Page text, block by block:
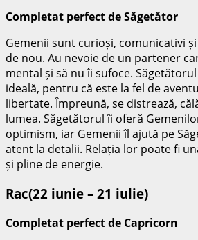
Completat perfect de Săgetător
Gemenii sunt curioși, comunicativi
de nou. Au nevoie de un partener
mental și să nu îi sufoce.
ideală, pentru că este la fel de
libertate. Împreună, se distrează,
lumea. Săgetătorul îi oferă
optimism, iar Gemenii îl ajută pe
atent la detalii. Relația lor poate fi
și pline de energie.
Rac(22 iunie – 21 iulie)
Completat perfect de Capricorn